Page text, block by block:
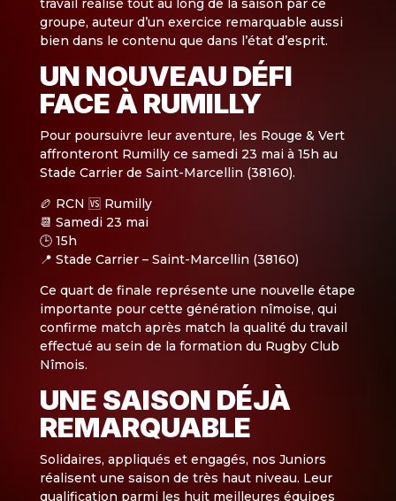
travail réalisé tout au long de la saison par ce
groupe, auteur d’un exercice remarquable aussi
bien dans le contenu que dans l’état d’esprit.
UN NOUVEAU DÉFI
FACE À RUMILLY
Pour poursuivre leur aventure, les Rouge & Vert
affronteront Rumilly ce samedi 23 mai à 15h au
Stade Carrier de Saint-Marcellin (38160).
🏉 RCN 🆚 Rumilly
📆 Samedi 23 mai
🕒 15h
📍 Stade Carrier – Saint-Marcellin (38160)
Ce quart de finale représente une nouvelle étape
importante pour cette génération nîmoise, qui
confirme match après match la qualité du travail
effectué au sein de la formation du Rugby Club
Nîmois.
UNE SAISON DÉJÀ
REMARQUABLE
Solidaires, appliqués et engagés, nos Juniors
réalisent une saison de très haut niveau. Leur
qualification parmi les huit meilleures équipes